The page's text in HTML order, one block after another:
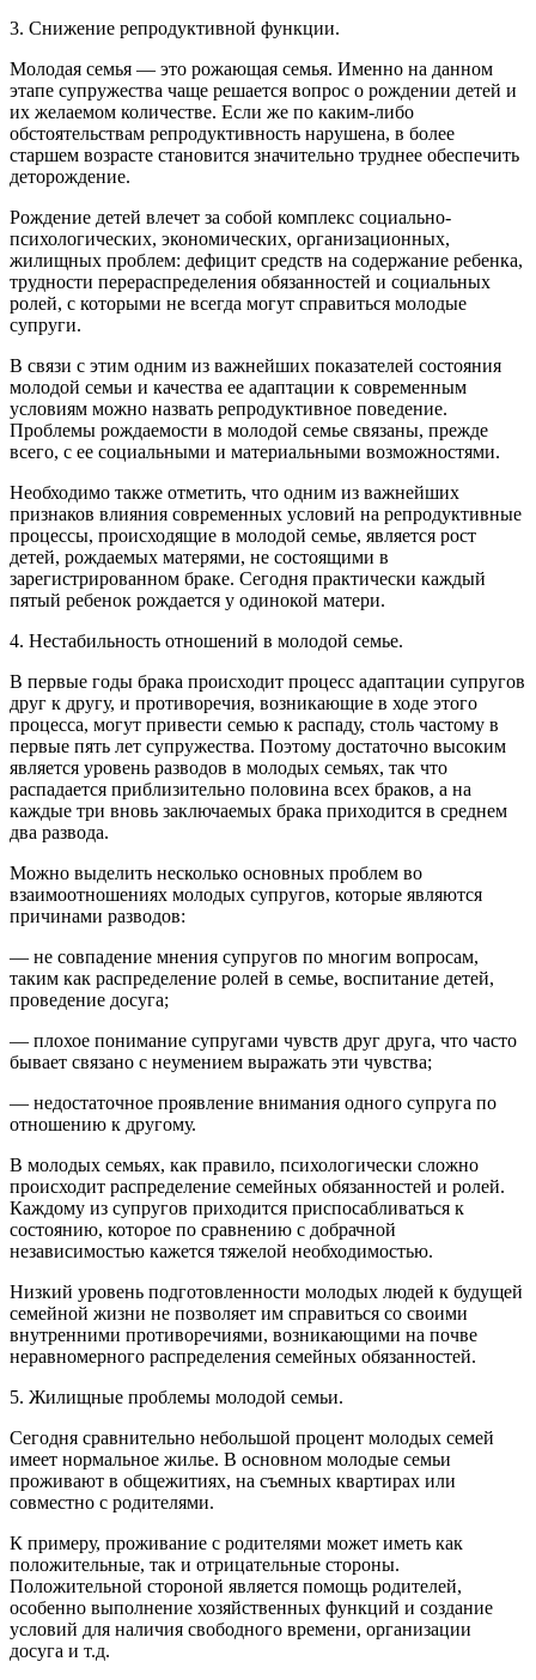
3. Снижение репродуктивной функции.
Молодая семья — это рожающая семья. Именно на данном
этапе супружества чаще решается вопрос о рождении детей и
их желаемом количестве. Если же по каким-либо
обстоятельствам репродуктивность нарушена, в более
старшем возрасте становится значительно труднее обеспечить
деторождение.
Рождение детей влечет за собой комплекс социально-
психологических, экономических, организационных,
жилищных проблем: дефицит средств на содержание ребенка,
трудности перераспределения обязанностей и социальных
ролей, с которыми не всегда могут справиться молодые
супруги.
В связи с этим одним из важнейших показателей состояния
молодой семьи и качества ее адаптации к современным
условиям можно назвать репродуктивное поведение.
Проблемы рождаемости в молодой семье связаны, прежде
всего, с ее социальными и материальными возможностями.
Необходимо также отметить, что одним из важнейших
признаков влияния современных условий на репродуктивные
процессы, происходящие в молодой семье, является рост
детей, рождаемых матерями, не состоящими в
зарегистрированном браке. Сегодня практически каждый
пятый ребенок рождается у одинокой матери.
4. Нестабильность отношений в молодой семье.
В первые годы брака происходит процесс адаптации супругов
друг к другу, и противоречия, возникающие в ходе этого
процесса, могут привести семью к распаду, столь частому в
первые пять лет супружества. Поэтому достаточно высоким
является уровень разводов в молодых семьях, так что
распадается приблизительно половина всех браков, а на
каждые три вновь заключаемых брака приходится в среднем
два развода.
Можно выделить несколько основных проблем во
взаимоотношениях молодых супругов, которые являются
причинами разводов:
— не совпадение мнения супругов по многим вопросам,
таким как распределение ролей в семье, воспитание детей,
проведение досуга;
— плохое понимание супругами чувств друг друга, что часто
бывает связано с неумением выражать эти чувства;
— недостаточное проявление внимания одного супруга по
отношению к другому.
В молодых семьях, как правило, психологически сложно
происходит распределение семейных обязанностей и ролей.
Каждому из супругов приходится приспосабливаться к
состоянию, которое по сравнению с добрачной
независимостью кажется тяжелой необходимостью.
Низкий уровень подготовленности молодых людей к будущей
семейной жизни не позволяет им справиться со своими
внутренними противоречиями, возникающими на почве
неравномерного распределения семейных обязанностей.
5. Жилищные проблемы молодой семьи.
Сегодня сравнительно небольшой процент молодых семей
имеет нормальное жилье. В основном молодые семьи
проживают в общежитиях, на съемных квартирах или
совместно с родителями.
К примеру, проживание с родителями может иметь как
положительные, так и отрицательные стороны.
Положительной стороной является помощь родителей,
особенно выполнение хозяйственных функций и создание
условий для наличия свободного времени, организации
досуга и т.д.